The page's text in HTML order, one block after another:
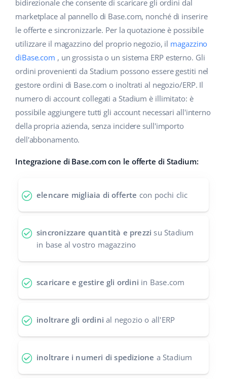
Gestione Spedizioni
Workflow Automation
Base Connect
AI per l'e-commerce
Prodotti per bambini
Elettronica
Automotive
Food&Grocery
Salute e bellezza
Moda
Centro Assistenza
Academy
Blog
Servizi
Audit dell'account
Altro
Collaborazione e partner
english (GB)
english (IN)
čeština
deutsch
Ελληνικά
Français
polski
bidirezionale che consente di scaricare gli ordini dal
marketplace al pannello di Base.com, nonché di inserire
le offerte e sincronizzarle. Per la quotazione è possibile
utilizzare il magazzino del proprio negozio, il magazzino
diBase.com , un grossista o un sistema ERP esterno. Gli
ordini provenienti da Stadium possono essere gestiti nel
gestore ordini di Base.com o inoltrati al negozio/ERP. Il
numero di account collegati a Stadium è illimitato: è
possibile aggiungere tutti gli account necessari all'interno
della propria azienda, senza incidere sull'importo
dell'abbonamento.
Integrazione di Base.com con le offerte di Stadium:
elencare migliaia di offerte con pochi clic
sincronizzare quantità e prezzi su Stadium
in base al vostro magazzino
scaricare e gestire gli ordini in Base.com
inoltrare gli ordini al negozio o all'ERP
inoltrare i numeri di spedizione a Stadium